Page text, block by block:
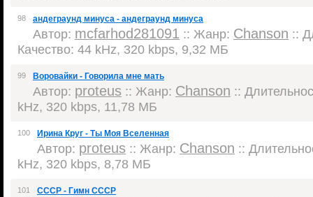
98 андеграунд минуса - андеграунд минуса
Автор: mcfarhod281091 :: Жанр: Chanson ::
Качество: 44 kHz, 320 kbps, 9,32 МБ
99 Воровайки - Говорила мне мать
Автор: proteus :: Жанр: Chanson ::
kHz, 320 kbps, 11,78 МБ
100 Ирина Круг - Ты Моя Вселенная
Автор: proteus :: Жанр: Chanson ::
kHz, 320 kbps, 8,78 МБ
101 СССР - Гимн СССР